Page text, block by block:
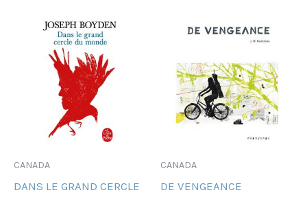
CANADA
DANS LE GRAND CERCLE
CANADA
DE VENGEANCE